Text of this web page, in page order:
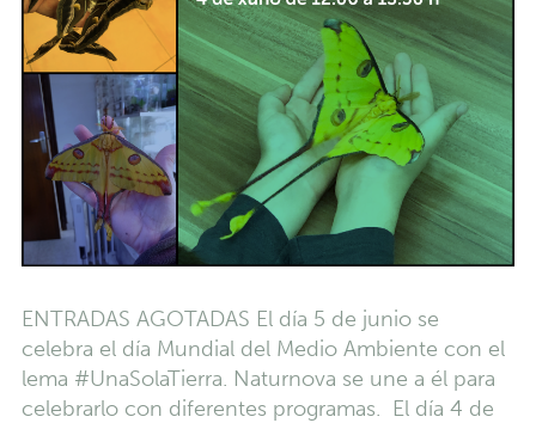
ENTRADAS AGOTADAS El día 5 de junio se
celebra el día Mundial del Medio Ambiente con el
lema #UnaSolaTierra. Naturnova se une a él para
celebrarlo con diferentes programas. El día 4 de